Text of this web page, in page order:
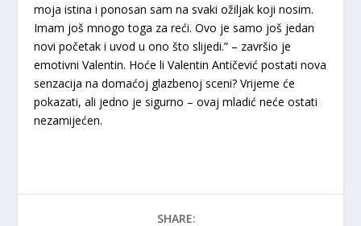
moja istina i ponosan sam na svaki ožiljak koji nosim.
Imam još mnogo toga za reći. Ovo je samo još jedan
novi početak i uvod u ono što slijedi.” – završio je
emotivni Valentin. Hoće li Valentin Antičević postati nova
senzacija na domaćoj glazbenoj sceni? Vrijeme će
pokazati, ali jedno je sigurno – ovaj mladić neće ostati
nezamijećen.
SHARE: